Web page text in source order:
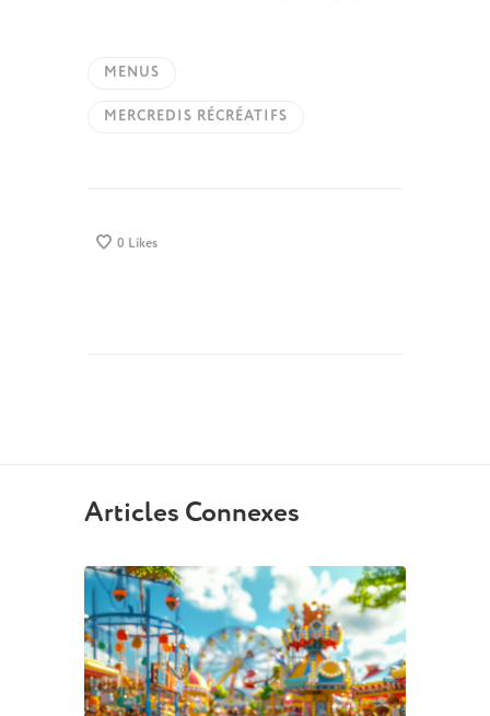
MENUS
MERCREDIS RÉCRÉATIFS
0 Likes
Articles Connexes